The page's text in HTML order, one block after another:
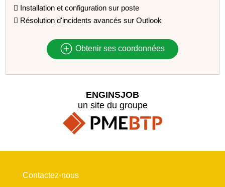
 Installation et configuration sur poste
 Résolution d'incidents avancés sur Outlook
Obtenir ses coordonnées
ENGINSJOB
un site du groupe
Contactez-nous